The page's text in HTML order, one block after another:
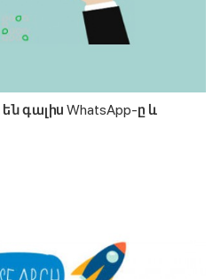
գալիս WhatsApp-ը և